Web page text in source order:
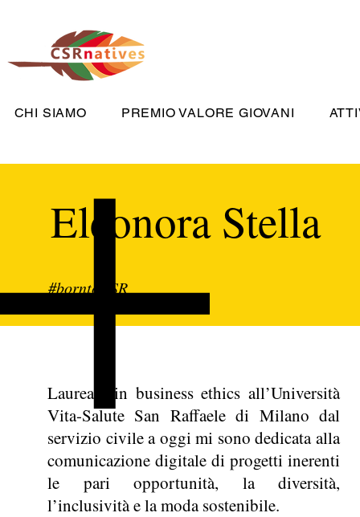
CHI SIAMO PREMIO VALORE GIOVANI
Eleonora Stella
#borntoCSR
Laureata in business ethics all’Università
Vita-Salute San Raffaele di Milano dal
servizio civile a oggi mi sono dedicata alla
comunicazione digitale di progetti inerenti
le pari opportunità, la diversità,
l’inclusività e la moda sostenibile.